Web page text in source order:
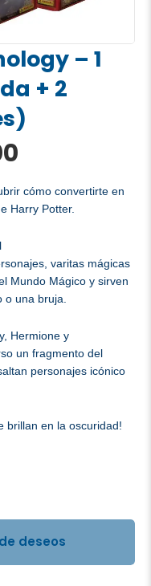
– 1
+ 2
actual
es:
S/180.00.
cómo convertirte en
Harry Potter.
varitas mágicas
Mundo Mágico y sirven
una bruja.
Hermione y
un fragmento del
personajes icónico
brillan en la oscuridad!
deseos